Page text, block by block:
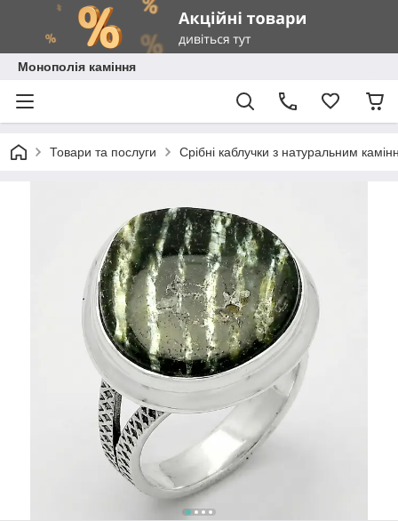
Монополія каміння
Товари та послуги Срібні каблучки з натуральним